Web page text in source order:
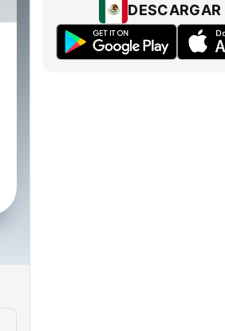
DESCARGAR